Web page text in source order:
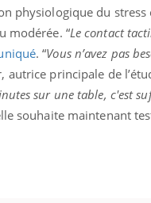
physiologique du
modérée. “Le contact
. “Vous n’avez pas
autrice principale de
sur une table, c'est
souhaite maintenant